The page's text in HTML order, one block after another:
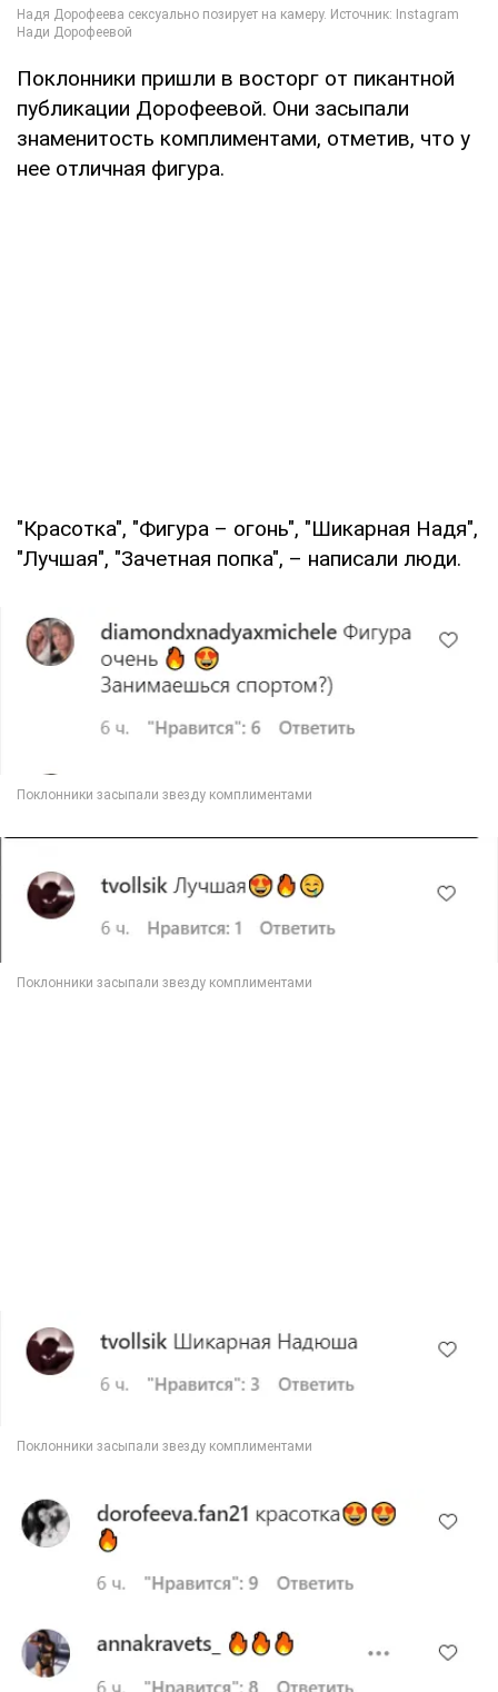
Поклонники пришли в восторг от пикантной
публикации Дорофеевой. Они засыпали
знаменитость комплиментами, отметив, что у
нее отличная фигура.
"Красотка", "Фигура – огонь", "Шикарная Надя",
"Лучшая", "Зачетная попка", – написали люди.